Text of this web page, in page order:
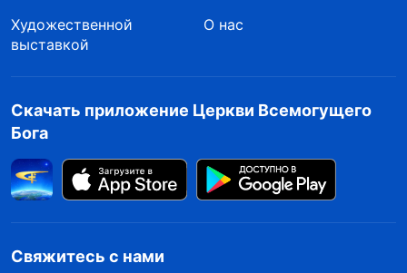
Художественной
выставкой
О нас
Скачать приложение Церкви Всемогущего
Бога
Свяжитесь с нами